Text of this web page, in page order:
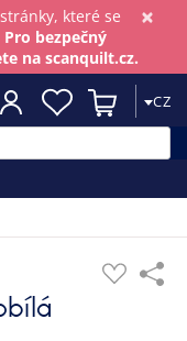
×
které se
Pro bezpečný
na scanquilt.cz.
CZ